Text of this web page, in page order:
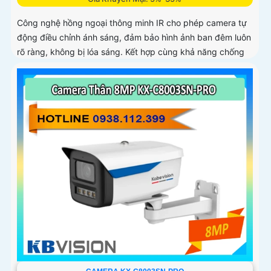
Công nghệ hồng ngoại thông minh IR cho phép camera tự
động điều chỉnh ánh sáng, đảm bảo hình ảnh ban đêm luôn
rõ ràng, không bị lóa sáng. Kết hợp cùng khả năng chống
ngược sáng (DWDR) và giảm nhiễu (3DNR), hình ảnh thu
được luôn mượt mà, màu sắc chân thực và chi tiết rõ nét,
ngay cả trong môi trường ánh sáng yếu hoặc ánh sáng
phức tạp như ngược sáng hoặc chói nắng